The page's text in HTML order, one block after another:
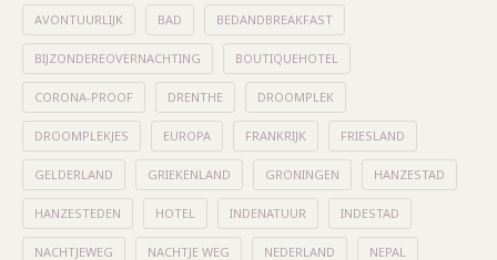
AVONTUURLIJK BAD BEDANDBREAKFAST
BIJZONDEREOVERNACHTING BOUTIQUEHOTEL
CORONA-PROOF DRENTHE DROOMPLEK
DROOMPLEKJES EUROPA FRANKRIJK FRIESLAND
GELDERLAND GRIEKENLAND GRONINGEN HANZESTAD
HANZESTEDEN HOTEL INDENATUUR INDESTAD
NACHTJEWEG NACHTJE WEG NEDERLAND NEPAL